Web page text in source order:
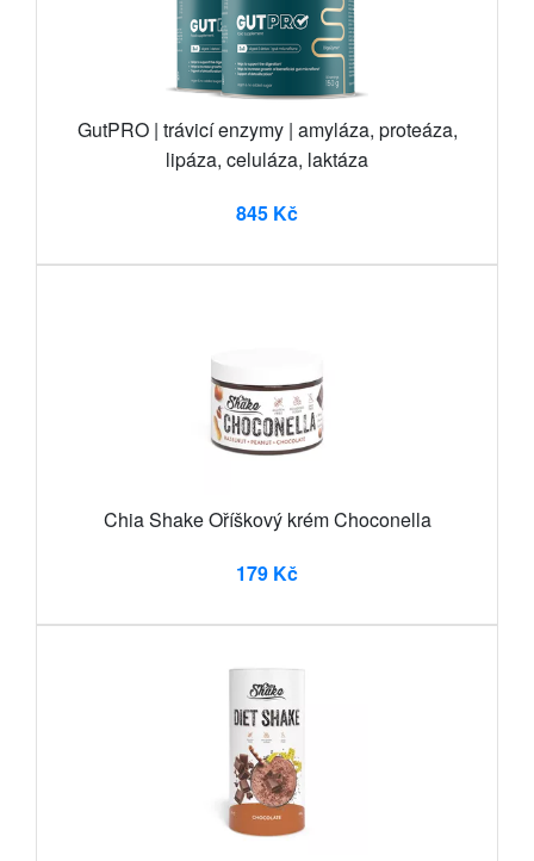
GutPRO | trávicí enzymy | amyláza, proteáza,
lipáza, celuláza, laktáza
845 Kč
Chia Shake Oříškový krém Choconella
179 Kč